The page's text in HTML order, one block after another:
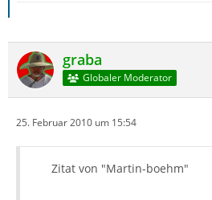
graba
Globaler Moderator
25. Februar 2010 um 15:54
Zitat von "Martin-boehm"